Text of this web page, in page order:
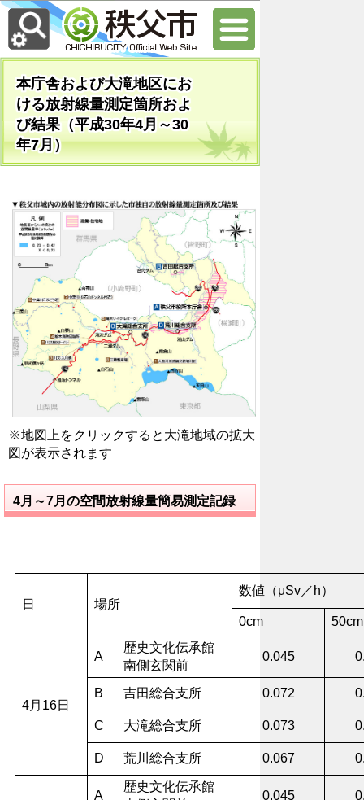
本庁舎および大滝地区にお
ける放射線量測定箇所およ
び結果（平成30年4月～30
年7月）
※地図上をクリックすると大滝地域の拡大
図が表示されます
4月～7月の空間放射線量簡易測定記録
日 場所
数値（μSv／h）
0cm 50cm
4月16日
A
歴史文化伝承館
南側玄関前
0.045
B 吉田総合支所 0.072
C 大滝総合支所 0.073
D 荒川総合支所 0.067
A
歴史文化伝承館
0.045